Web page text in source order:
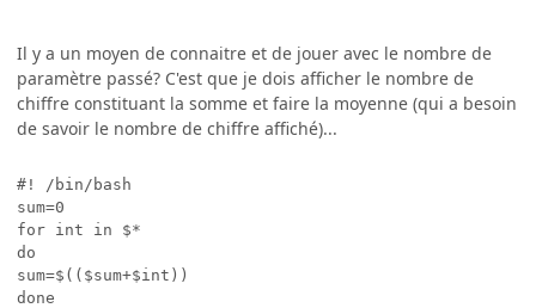
Il y a un moyen de connaitre et de jouer avec le nombre de
paramètre passé? C'est que je dois afficher le nombre de
chiffre constituant la somme et faire la moyenne (qui a besoin
de savoir le nombre de chiffre affiché)...
#! /bin/bash
sum=0
for int in $*
do
sum=$(($sum+$int))
done